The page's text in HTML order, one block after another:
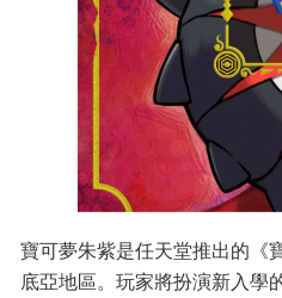
寶可夢朱紫是任天堂推出的
底亞地區。玩家將扮演新入學